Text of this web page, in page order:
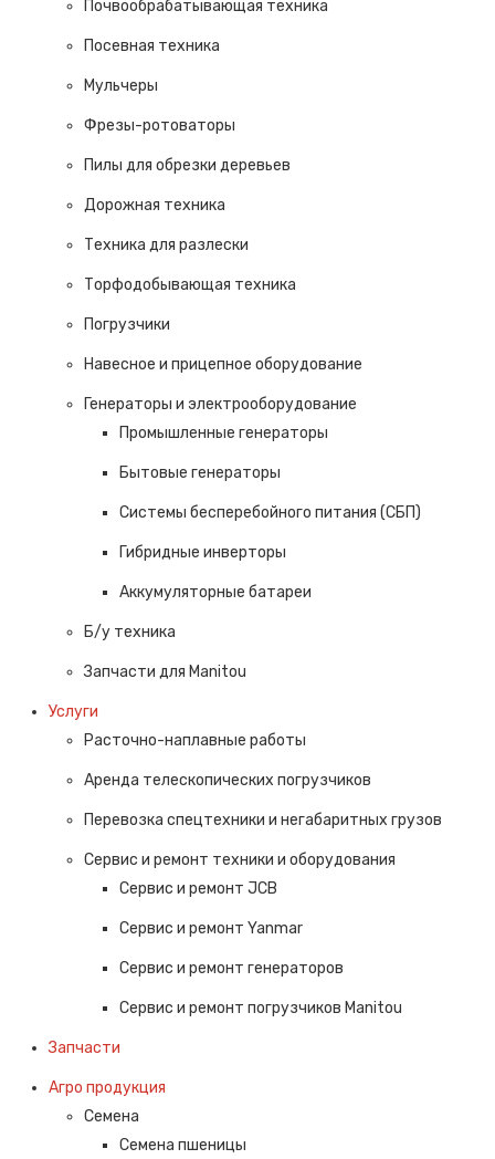
Почвообрабатывающая техника
Посевная техника
Мульчеры
Фрезы-ротоваторы
Пилы для обрезки деревьев
Дорожная техника
Техника для разлески
Торфодобывающая техника
Погрузчики
Навесное и прицепное оборудование
Генераторы и электрооборудование
Промышленные генераторы
Бытовые генераторы
Системы бесперебойного питания (СБП)
Гибридные инверторы
Аккумуляторные батареи
Б/у техника
Запчасти для Manitou
Услуги
Расточно-наплавные работы
Аренда телескопических погрузчиков
Перевозка спецтехники и негабаритных грузов
Сервис и ремонт техники и оборудования
Сервис и ремонт JCB
Сервис и ремонт Yanmar
Сервис и ремонт генераторов
Сервис и ремонт погрузчиков Manitou
Запчасти
Агро продукция
Семена
Семена пшеницы